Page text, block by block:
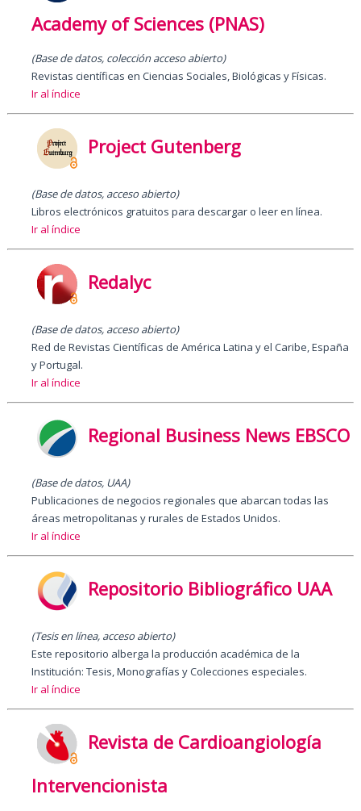
Academy of Sciences (PNAS)
(Base de datos, colección acceso abierto)
Revistas científicas en Ciencias Sociales, Biológicas y Físicas.
Ir al índice
Project Gutenberg
(Base de datos, acceso abierto)
Libros electrónicos gratuitos para descargar o leer en línea.
Ir al índice
Redalyc
(Base de datos, acceso abierto)
Red de Revistas Científicas de América Latina y el Caribe, España
y Portugal.
Ir al índice
Regional Business News EBSCO
(Base de datos, UAA)
Publicaciones de negocios regionales que abarcan todas las
áreas metropolitanas y rurales de Estados Unidos.
Ir al índice
Repositorio Bibliográfico UAA
(Tesis en línea, acceso abierto)
Este repositorio alberga la producción académica de la
Institución: Tesis, Monografías y Colecciones especiales.
Ir al índice
Revista de Cardioangiología
Intervencionista